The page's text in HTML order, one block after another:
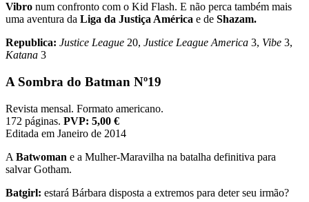
Vibro num confronto com o Kid Flash. E não perca também mais
uma aventura da Liga da Justiça América e de Shazam.
Republica: Justice League 20, Justice League America 3, Vibe 3,
Katana 3
A Sombra do Batman Nº19
Revista mensal. Formato americano.
172 páginas. PVP: 5,00 €
Editada em Janeiro de 2014
A Batwoman e a Mulher-Maravilha na batalha definitiva para
salvar Gotham.
Batgirl: estará Bárbara disposta a extremos para deter seu irmão?